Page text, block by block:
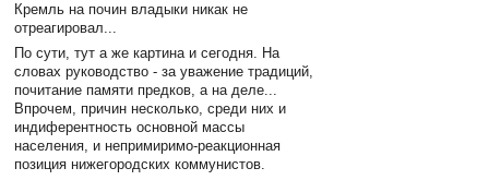
Кремль на почин владыки никак не
отреагировал...
По сути, тут а же картина и сегодня. На
словах руководство - за уважение традиций,
почитание памяти предков, а на деле...
Впрочем, причин несколько, среди них и
индиферентность основной массы
населения, и непримиримо-реакционная
позиция нижегородских коммунистов.